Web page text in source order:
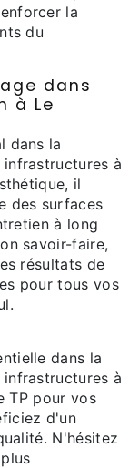
la
du
dans
à Le
dans la
à
il
des surfaces
à long
savoir-faire,
résultats de
pour tous vos
dans la
à
TP pour vos
d'un
N'hésitez